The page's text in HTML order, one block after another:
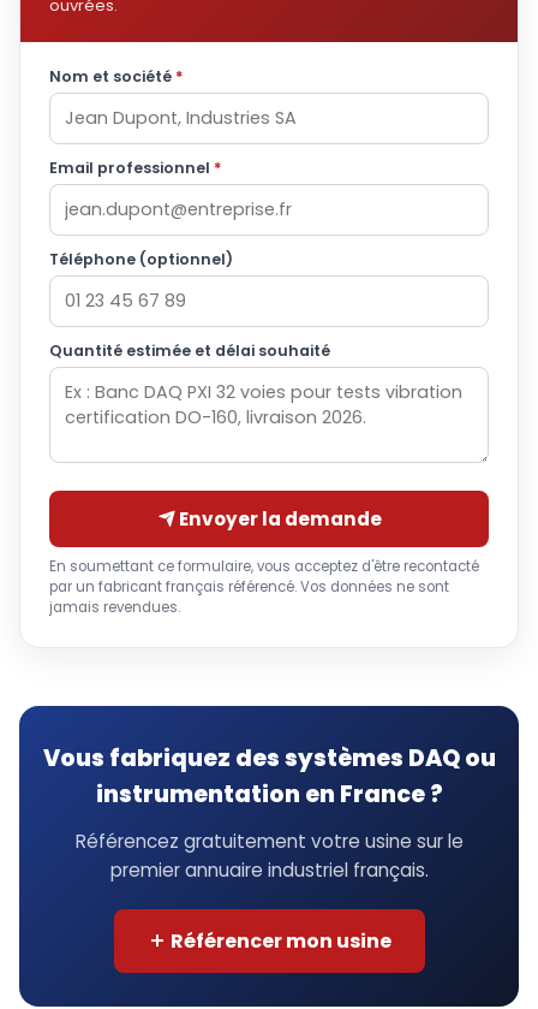
ouvrées.
Nom et société *
Email professionnel *
Téléphone (optionnel)
Quantité estimée et délai souhaité
Envoyer la demande
En soumettant ce formulaire, vous acceptez d'être recontacté
par un fabricant français référencé. Vos données ne sont
jamais revendues.
Vous fabriquez des systèmes DAQ ou
instrumentation en France ?
Référencez gratuitement votre usine sur le
premier annuaire industriel français.
Référencer mon usine